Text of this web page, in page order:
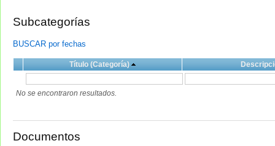
Subcategorías
BUSCAR por fechas
Título (Categoría)
No se encontraron resultados.
Documentos